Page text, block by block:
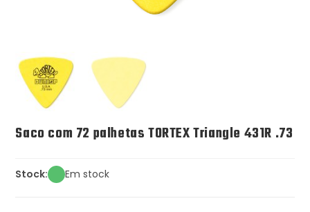
Saco com 72 palhetas TORTEX Triangle 431R .73
Stock: Em stock